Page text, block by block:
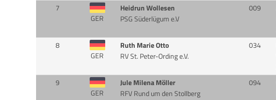
7
GER
Heidrun Wollesen
PSG Süderlügum e.V
009
8
GER
Ruth Marie Otto
RV St. Peter-Ording e.V.
034
9
GER
Jule Milena Möller
RFV Rund um den Stollberg
094